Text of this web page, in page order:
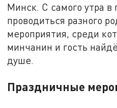
Минск. С самого утра в
проводиться разного
мероприятия, среди
минчанин и гость
душе.
Праздничные